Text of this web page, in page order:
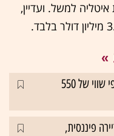
איטליה למשל. ועדיין,
גד זאבי במגעים לרכישת קבוצת גדות לפי שווי של 550
פיננסית,